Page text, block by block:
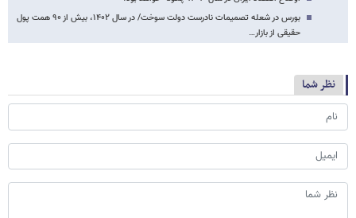
بورس در شعله تصمیمات نادرست دولت سوخت/ در سال ۱۴۰۲، بیش از ۹۰ همت پول
حقیقی از بازار…
نظر شما